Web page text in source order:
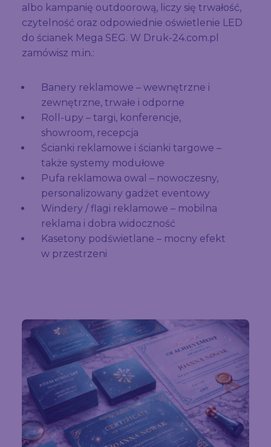
albo kampanię outdoorową, liczy się trwałość,
czytelność oraz odpowiednie oświetlenie LED
do ścianek Mega SEG. W Druk-24.com.pl
zamówisz m.in.:
Banery reklamowe – wewnętrzne i
zewnętrzne, trwałe i odporne
Roll-upy – targi, konferencje,
showroom, recepcja
Ścianki reklamowe i ścianki targowe –
także systemy modułowe
Pufa reklamowa owal – nowoczesny,
personalizowany gadżet eventowy
Windery / flagi reklamowe – mobilna
reklama i dobra widoczność
Kasetony podświetlane – mocny efekt
w przestrzeni